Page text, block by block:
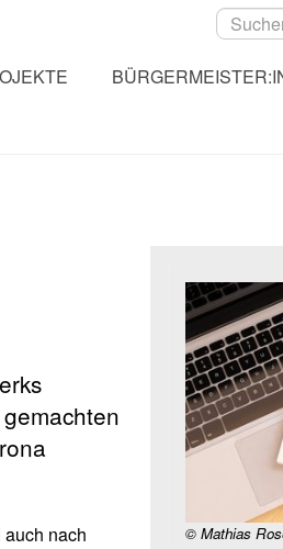
Suchen
nach
© Mathias